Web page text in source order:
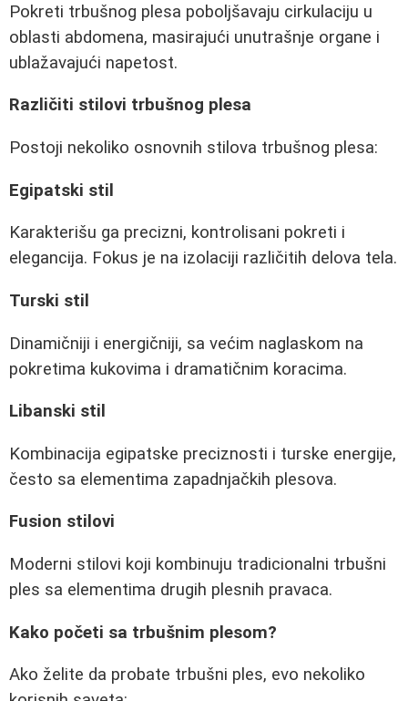
Pokreti trbušnog plesa poboljšavaju cirkulaciju u
oblasti abdomena, masirajući unutrašnje organe i
ublažavajući napetost.
Različiti stilovi trbušnog plesa
Postoji nekoliko osnovnih stilova trbušnog plesa:
Egipatski stil
Karakterišu ga precizni, kontrolisani pokreti i
elegancija. Fokus je na izolaciji različitih delova tela.
Turski stil
Dinamičniji i energičniji, sa većim naglaskom na
pokretima kukovima i dramatičnim koracima.
Libanski stil
Kombinacija egipatske preciznosti i turske energije,
često sa elementima zapadnjačkih plesova.
Fusion stilovi
Moderni stilovi koji kombinuju tradicionalni trbušni
ples sa elementima drugih plesnih pravaca.
Kako početi sa trbušnim plesom?
Ako želite da probate trbušni ples, evo nekoliko